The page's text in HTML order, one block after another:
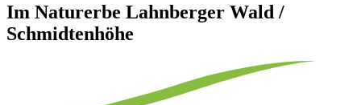
Im Naturerbe Lahnberger Wald /
Schmidtenhöhe